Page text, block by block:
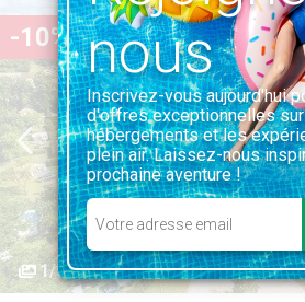
-10%
1/59
nous
Inscrivez-vous aujourd'hui
d'offres exceptionnelles
hébergements et les
plein air. Laissez-nous
prochaine aventure !